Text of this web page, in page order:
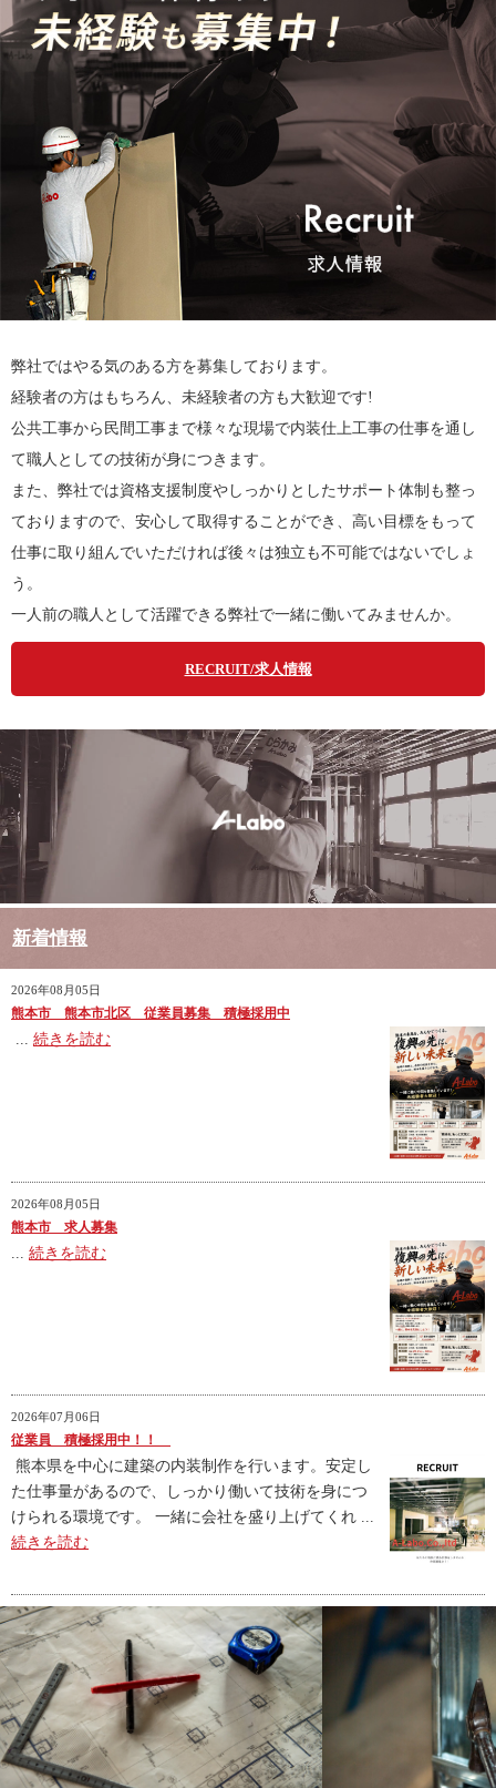
弊社ではやる気のある方を募集しております。
経験者の方はもちろん、未経験者の方も大歓迎です!
公共工事から民間工事まで様々な現場で内装仕上工事の仕事を通し
て職人としての技術が身につきます。
また、弊社では資格支援制度やしっかりとしたサポート体制も整っ
ておりますので、安心して取得することができ、高い目標をもって
仕事に取り組んでいただければ後々は独立も不可能ではないでしょ
う。
一人前の職人として活躍できる弊社で一緒に働いてみませんか。
RECRUIT/求人情報
新着情報
2026年08月05日
熊本市 熊本市北区 従業員募集 積極採用中
... 続きを読む
2026年08月05日
熊本市 求人募集
続きを読む
2026年07月06日
従業員 積極採用中！！
熊本県を中心に建築の内装制作を行います。安定し
た仕事量があるので、しっかり働いて技術を身につ
けられる環境です。 一緒に会社を盛り上げてくれ ...
続きを読む